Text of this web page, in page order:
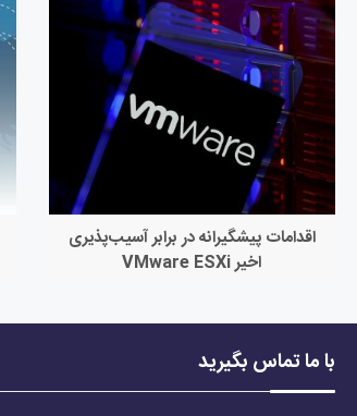
اقدامات پیشگیرانه در برابر آسیب‌پذیری
اخیر VMware ESXi
با ما تماس بگیرید